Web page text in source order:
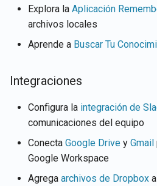
Explora la Aplicación
archivos locales
Aprende a Buscar Tu
Integraciones
Configura la integración de
comunicaciones del equipo
Conecta Google Drive y Gmail
Google Workspace
Agrega archivos de Dropbox